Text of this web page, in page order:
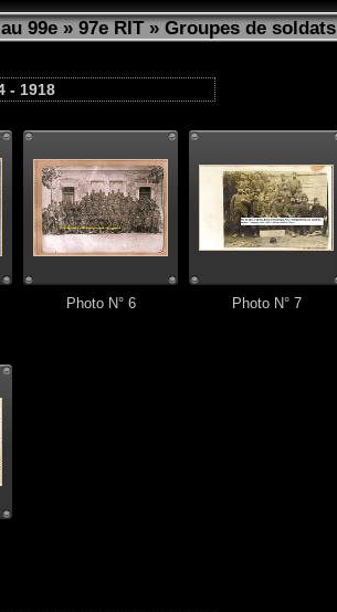
99e»97e RIT» Groupes de soldats
- 1918
Photo N° 6 Photo N° 7